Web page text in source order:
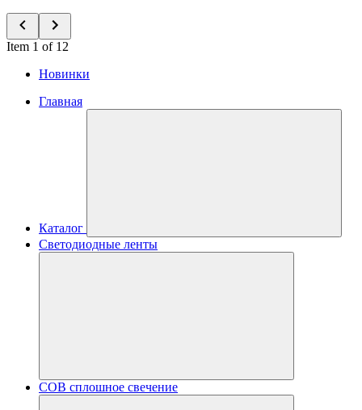
Item 1 of 12
Новинки
Главная
Каталог
Светодиодные ленты
COB сплошное свечение